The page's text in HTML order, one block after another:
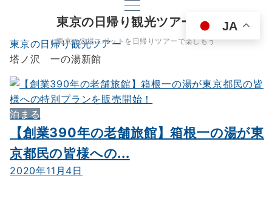
東京の日帰り観光ツアー
東京の穴場スポットを日帰りツアーで楽しもう
東京の日帰り観光ツアー
塔ノ沢 一の湯新館
泊まる
【創業390年の老舗旅館】箱根一の湯が東
京都民の皆様への...
2020年11月4日
JA